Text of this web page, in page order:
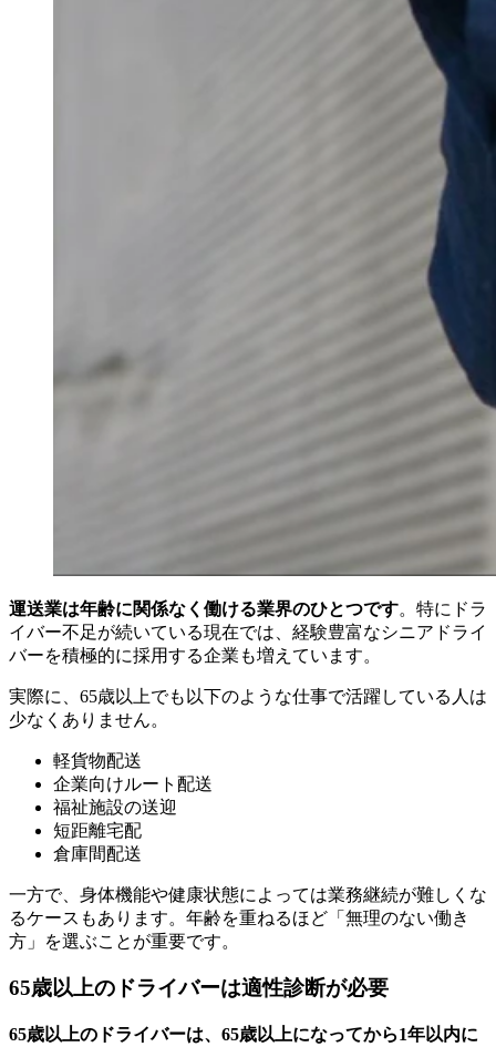
運送業は年齢に関係なく働ける業界のひとつです。特にドラ
イバー不足が続いている現在では、経験豊富なシニアドライ
バーを積極的に採用する企業も増えています。
実際に、65歳以上でも以下のような仕事で活躍している人は
少なくありません。
軽貨物配送
企業向けルート配送
福祉施設の送迎
短距離宅配
倉庫間配送
一方で、身体機能や健康状態によっては業務継続が難しくな
るケースもあります。年齢を重ねるほど「無理のない働き
方」を選ぶことが重要です。
65歳以上のドライバーは適性診断が必要
65歳以上のドライバーは、65歳以上になってから1年以内に